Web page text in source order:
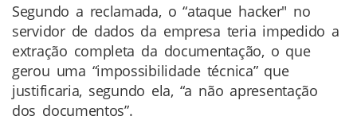
Segundo a reclamada, o “ataque hacker" no
servidor de dados da empresa teria impedido a
extração completa da documentação, o que
gerou uma “impossibilidade técnica” que
justificaria, segundo ela, “a não apresentação
dos documentos”.